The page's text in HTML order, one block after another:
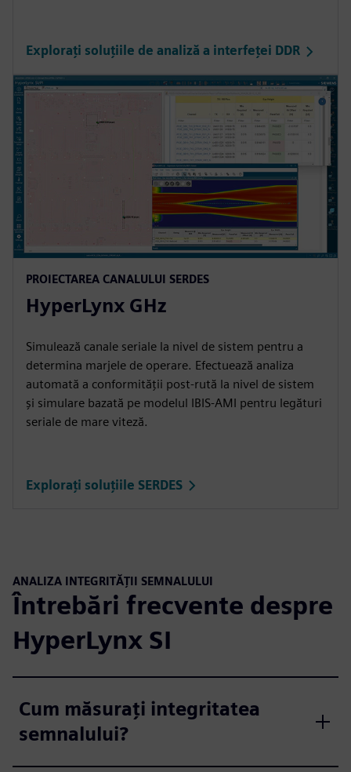
Explorați soluțiile de analiză a interfeței DDR
PROIECTAREA CANALULUI SERDES
HyperLynx GHz
Simulează canale seriale la nivel de sistem pentru a
determina marjele de operare. Efectuează analiza
automată a conformității post-rută la nivel de sistem
și simulare bazată pe modelul IBIS-AMI pentru legături
seriale de mare viteză.
Explorați soluțiile SERDES
ANALIZA INTEGRITĂȚII SEMNALULUI
Întrebări frecvente despre
HyperLynx SI
Cum măsurați integritatea
semnalului?